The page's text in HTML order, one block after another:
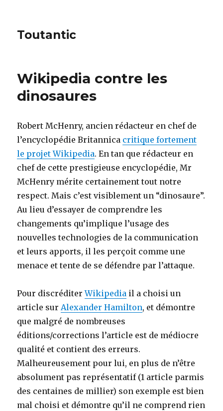
Toutantic
Wikipedia contre les
dinosaures
Robert McHenry, ancien rédacteur en chef de
l’encyclopédie Britannica critique fortement
le projet Wikipedia. En tan que rédacteur en
chef de cette prestigieuse encyclopédie, Mr
McHenry mérite certainement tout notre
respect. Mais c’est visiblement un “dinosaure”.
Au lieu d’essayer de comprendre les
changements qu’implique l’usage des
nouvelles technologies de la communication
et leurs apports, il les perçoit comme une
menace et tente de se défendre par l’attaque.
Pour discréditerWikipedia il a choisi un
article surAlexander Hamilton, et démontre
que malgré de nombreuses
éditions/corrections l’article est de médiocre
qualité et contient des erreurs.
Malheureusement pour lui, en plus de n’être
absolument pas représentatif (1 article parmis
des centaines de millier) son exemple est bien
mal choisi et démontre qu’il ne comprend rien